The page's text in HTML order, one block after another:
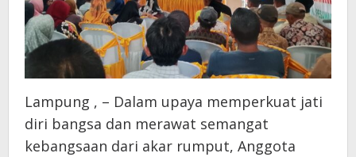
Lampung , – Dalam upaya memperkuat jati
diri bangsa dan merawat semangat
kebangsaan dari akar rumput, Anggota